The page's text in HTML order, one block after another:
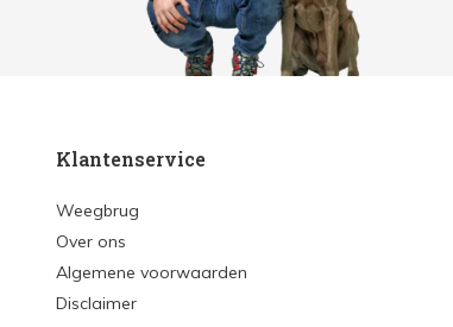
Klantenservice
Weegbrug
Over ons
Algemene voorwaarden
Disclaimer